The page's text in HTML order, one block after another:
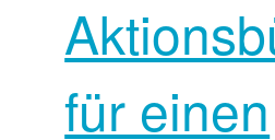
für einen